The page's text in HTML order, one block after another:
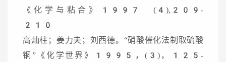
《化学与粘合》1997 (4),209-
210
高灿柱；姜力夫；刘西德。“硝酸催化法制取硫酸
铜”《化学世界》1995，(3)，125-